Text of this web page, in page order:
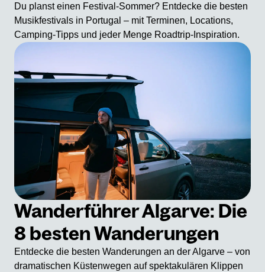
Du planst einen Festival-Sommer? Entdecke die besten
Musikfestivals in Portugal – mit Terminen, Locations,
Camping-Tipps und jeder Menge Roadtrip-Inspiration.
Wanderführer Algarve: Die
8 besten Wanderungen
Entdecke die besten Wanderungen an der Algarve – von
dramatischen Küstenwegen auf spektakulären Klippen